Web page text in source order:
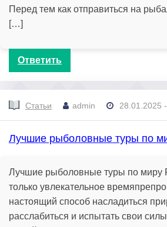
Перед тем как отправиться на
[…]
Ответить
Статьи admin 28.01.2025
Лучшие рыболовные туры по
Лучшие рыболовные туры по миру
только увлекательное
настоящий способ насладиться
расслабиться и испытать свои